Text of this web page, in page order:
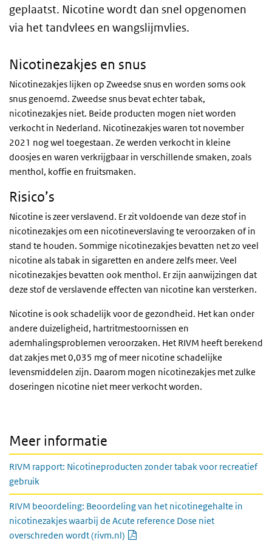
geplaatst. Nicotine wordt dan snel opgenomen
via het tandvlees en wangslijmvlies.
Nicotinezakjes en snus
Nicotinezakjes lijken op Zweedse snus en worden soms ook
snus genoemd. Zweedse snus bevat echter tabak,
nicotinezakjes niet. Beide producten mogen niet worden
verkocht in Nederland. Nicotinezakjes waren tot november
2021 nog wel toegestaan. Ze werden verkocht in kleine
doosjes en waren verkrijgbaar in verschillende smaken, zoals
menthol, koffie en fruitsmaken.
Risico’s
Nicotine is zeer verslavend. Er zit voldoende van deze stof in
nicotinezakjes om een nicotineverslaving te veroorzaken of in
stand te houden. Sommige nicotinezakjes bevatten net zo veel
nicotine als tabak in sigaretten en andere zelfs meer. Veel
nicotinezakjes bevatten ook menthol. Er zijn aanwijzingen dat
deze stof de verslavende effecten van nicotine kan versterken.
Nicotine is ook schadelijk voor de gezondheid. Het kan onder
andere duizeligheid, hartritmestoornissen en
ademhalingsproblemen veroorzaken. Het RIVM heeft berekend
dat zakjes met 0,035 mg of meer nicotine schadelijke
levensmiddelen zijn. Daarom mogen nicotinezakjes met zulke
doseringen nicotine niet meer verkocht worden.
Meer informatie
RIVM rapport: Nicotineproducten zonder tabak voor recreatief
gebruik
RIVM beoordeling: Beoordeling van het nicotinegehalte in
nicotinezakjes waarbij de Acute reference Dose niet
overschreden wordt (rivm.nl)